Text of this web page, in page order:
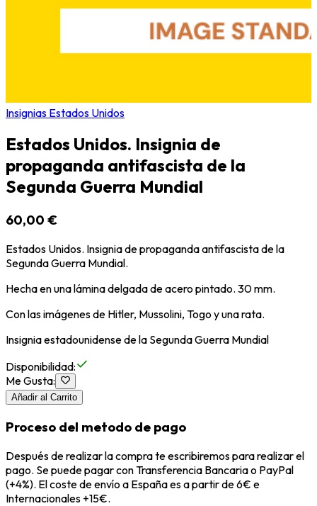
Insignias Estados Unidos
Estados Unidos. Insignia de
propaganda antifascista de la
Segunda Guerra Mundial
60,00 €
Estados Unidos. Insignia de propaganda antifascista de la
Segunda Guerra Mundial.
Hecha en una lámina delgada de acero pintado. 30 mm.
Con las imágenes de Hitler, Mussolini, Togo y una rata.
Insignia estadounidense de la Segunda Guerra Mundial
Disponibilidad:
Me Gusta:
Añadir al Carrito
Proceso del metodo de pago
Después de realizar la compra te escribiremos para realizar el
pago. Se puede pagar con Transferencia Bancaria o PayPal
(+4%). El coste de envío a España es a partir de 6€ e
Internacionales +15€.